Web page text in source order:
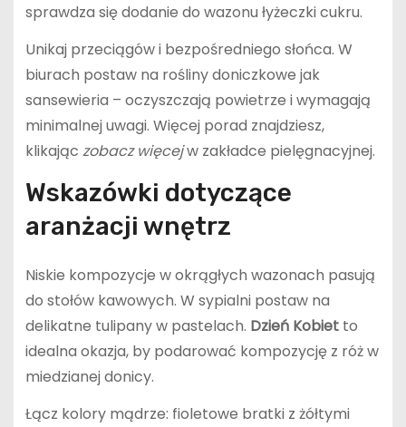
sprawdza się dodanie do wazonu łyżeczki cukru.
Unikaj przeciągów i bezpośredniego słońca. W
biurach postaw na rośliny doniczkowe jak
sansewieria – oczyszczają powietrze i wymagają
minimalnej uwagi. Więcej porad znajdziesz,
klikając zobacz więcejw zakładce pielęgnacyjnej.
Wskazówki dotyczące
aranżacji wnętrz
Niskie kompozycje w okrągłych wazonach pasują
do stołów kawowych. W sypialni postaw na
delikatne tulipany w pastelach. Dzień Kobietto
idealna okazja, by podarować kompozycję z róż w
miedzianej donicy.
Łącz kolory mądrze: fioletowe bratki z żółtymi